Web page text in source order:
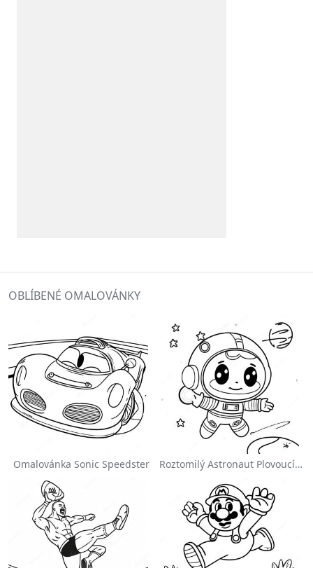
OBLÍBENÉ OMALOVÁNKY
Omalovánka Sonic Speedster Roztomilý Astronaut Plovoucí Ve Vesmíru Na Omalovánce